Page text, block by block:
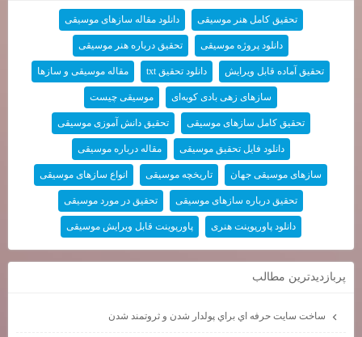
تحقیق کامل هنر موسیقی دانلود مقاله سازهای موسیقی
دانلود پروژه موسیقی تحقیق درباره هنر موسیقی
تحقیق آماده قابل ویرایش دانلود تحقیق txt مقاله موسیقی و سازها
سازهای زهی بادی کوبه‌ای موسیقی چیست
تحقیق کامل سازهای موسیقی تحقیق دانش آموزی موسیقی
دانلود فایل تحقیق موسیقی مقاله درباره موسیقی
سازهای موسیقی جهان تاریخچه موسیقی انواع سازهای موسیقی
تحقیق درباره سازهای موسیقی تحقیق در مورد موسیقی
دانلود پاورپوینت هنری پاورپوینت قابل ویرایش موسیقی
پربازديدترين مطالب
ساخت سايت حرفه اي براي پولدار شدن و ثروتمند شدن